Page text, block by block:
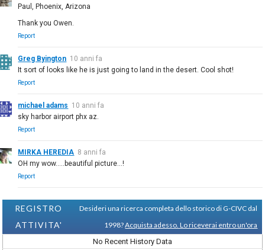
Paul, Phoenix, Arizona
Thank you Owen.
Report
Greg Byington 10 anni fa
It sort of looks like he is just going to land in the desert. Cool shot!
Report
michael adams 10 anni fa
sky harbor airport phx az.
Report
MIRKA HEREDIA 8 anni fa
OH my wow.....beautiful picture...!
Report
REGISTRO
ATTIVITA'
Desideri una ricerca completa dello storico di G-CIVC dal
1998?Acquista adesso. Lo riceverai entro un'ora
No Recent History Data